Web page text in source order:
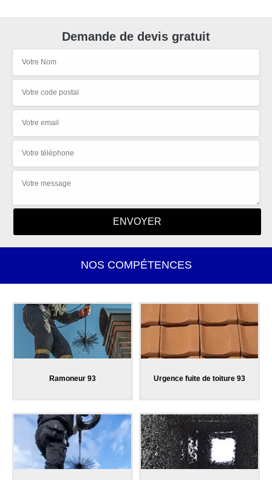
Demande de devis gratuit
NOS COMPÉTENCES
Ramoneur 93 Urgence fuite de toiture 93